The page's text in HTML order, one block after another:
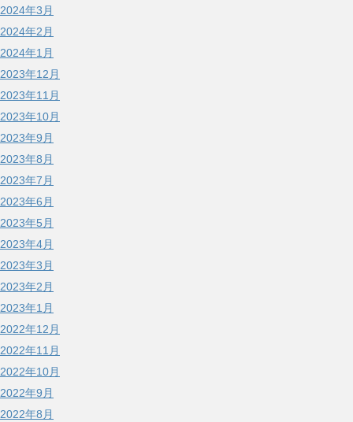
2024年3月
2024年2月
2024年1月
2023年12月
2023年11月
2023年10月
2023年9月
2023年8月
2023年7月
2023年6月
2023年5月
2023年4月
2023年3月
2023年2月
2023年1月
2022年12月
2022年11月
2022年10月
2022年9月
2022年8月